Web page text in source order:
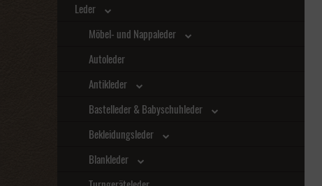
Leder
Möbel- und Nappaleder
Autoleder
Antikleder
Bastelleder & Babyschuhleder
Bekleidungsleder
Blankleder